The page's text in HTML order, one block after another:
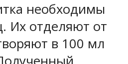
необходимы
Их отделяют от
в 100 мл